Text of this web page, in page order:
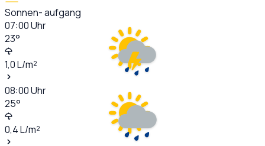
Sonnen- aufgang
07:00Uhr
23°
1,0L/m²
08:00Uhr
25°
0,4L/m²